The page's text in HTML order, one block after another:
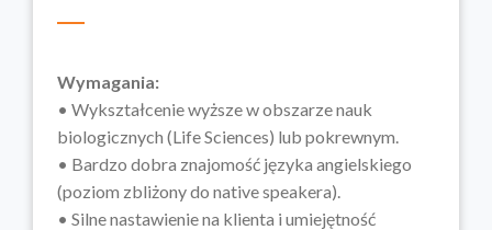
Wymagania:
• Wykształcenie wyższe w obszarze nauk
biologicznych (Life Sciences) lub pokrewnym.
• Bardzo dobra znajomość języka angielskiego
(poziom zbliżony do native speakera).
• Silne nastawienie na klienta i umiejętność